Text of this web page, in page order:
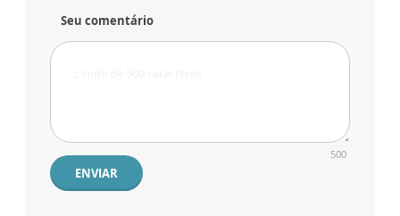
Seu comentário
500
ENVIAR